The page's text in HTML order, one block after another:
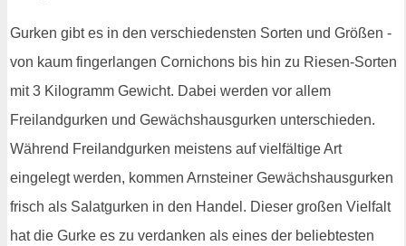
Gurken gibt es in den verschiedensten Sorten und Größen -
von kaum fingerlangen Cornichons bis hin zu Riesen-Sorten
mit 3 Kilogramm Gewicht. Dabei werden vor allem
Freilandgurken und Gewächshausgurken unterschieden.
Während Freilandgurken meistens auf vielfältige Art
eingelegt werden, kommen Arnsteiner Gewächshausgurken
frisch als Salatgurken in den Handel. Dieser großen Vielfalt
hat die Gurke es zu verdanken als eines der beliebtesten